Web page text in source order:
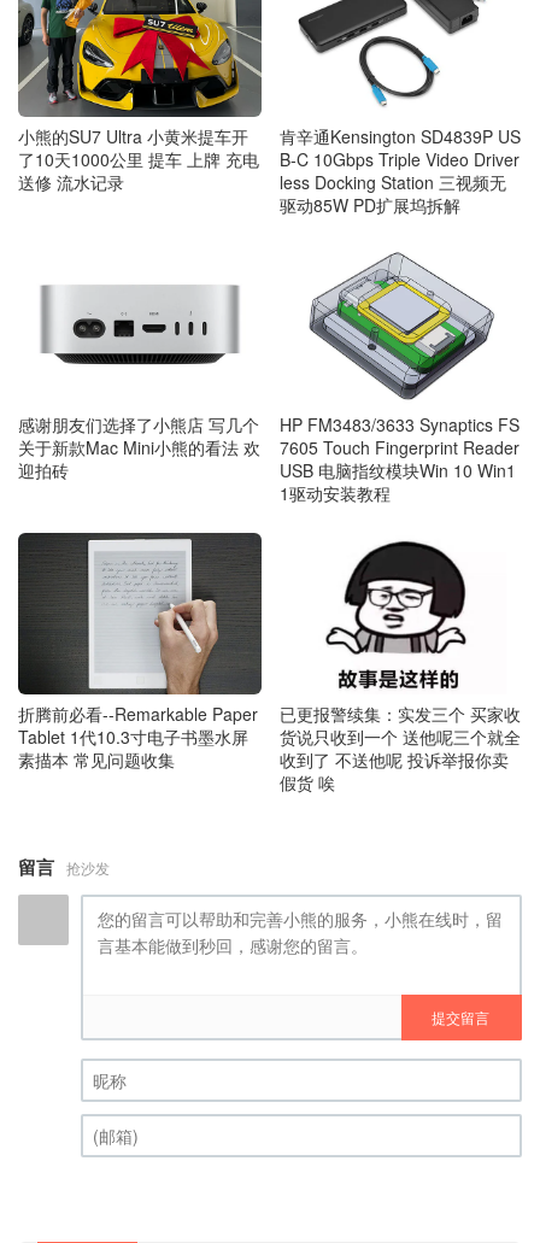
小熊的SU7 Ultra 小黄米提车开
了10天1000公里 提车 上牌 充电
送修 流水记录
肯辛通Kensington SD4839P US
B-C 10Gbps Triple Video Driver
less Docking Station 三视频无
驱动85W PD扩展坞拆解
感谢朋友们选择了小熊店 写几个
关于新款Mac Mini小熊的看法 欢
迎拍砖
HP FM3483/3633 Synaptics FS
7605 Touch Fingerprint Reader
USB 电脑指纹模块Win 10 Win1
1驱动安装教程
折腾前必看--Remarkable Paper
Tablet 1代10.3寸电子书墨水屏
素描本 常见问题收集
已更报警续集：实发三个 买家收
货说只收到一个 送他呢三个就全
收到了 不送他呢 投诉举报你卖
假货 唉
留言 抢沙发
提交留言
昵称 (必填)